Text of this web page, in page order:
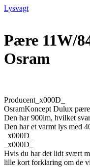
Lysvagt
Pære 11W/
Osram
Producent_x000D_
OsramKoncept Dulux
Den har 900lm, hvilket
Den har et varmt lys med
_x000D_
_x000D_
Hvis du har det lidt svært
lille kort forklaring om de